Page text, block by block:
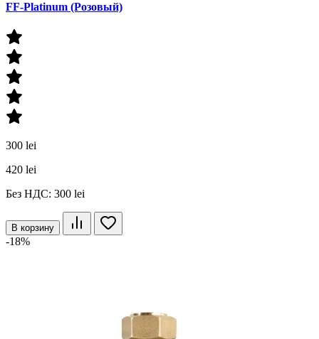
FF-Platinum (Розовый)
300 lei
420 lei
Без НДС: 300 lei
В корзину
-18%